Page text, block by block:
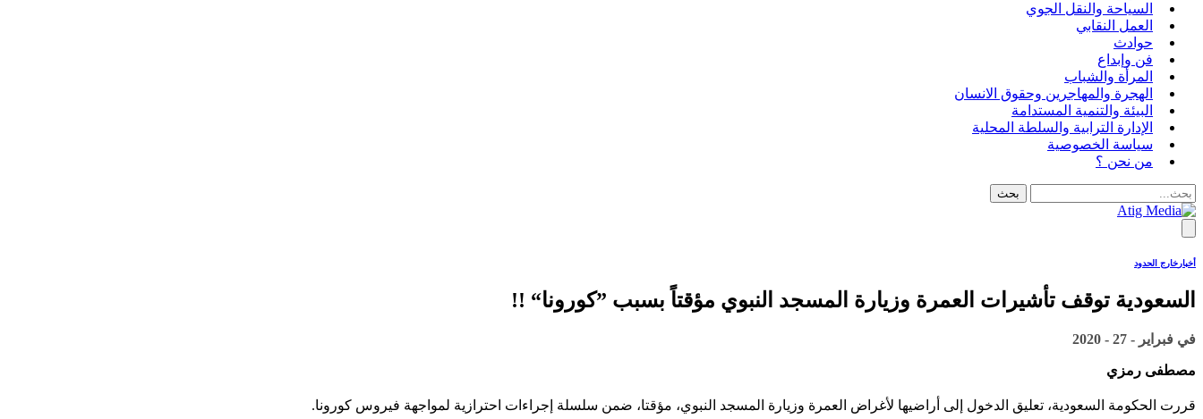
السياحة والنقل الجوي
العمل النقابي
حوادث
فن وإبداع
المرأة والشباب
الهجرة والمهاجرين وحقوق الانسان
البيئة والتنمية المستدامة
الإدارة الترابية والسلطة المحلية
سياسة الخصوصية
من نحن ؟
أخبار خارج الحدود
السعودية توقف تأشيرات العمرة وزيارة المسجد النبوي مؤقتاً بسبب ”كورونا“ !!
في فبراير - 27 - 2020
مصطفى رمزي
قررت الحكومة السعودية، تعليق الدخول إلى أراضيها لأغراض العمرة وزيارة المسجد النبوي، مؤقتا، ضمن سلسلة إجراءات احترازية لمواجهة فيروس كورونا.